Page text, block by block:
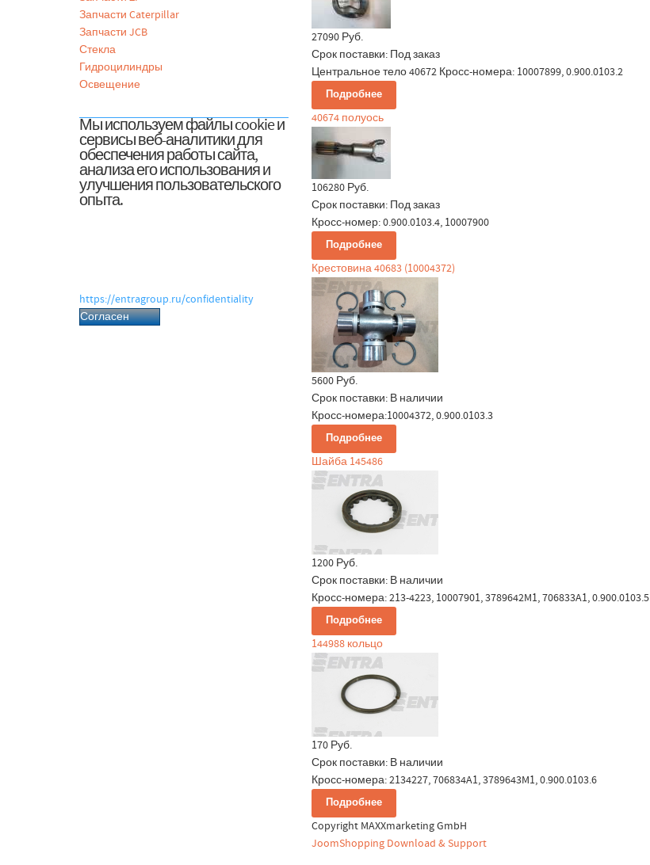
Запчасти Caterpillar
Запчасти JCB
Стекла
Гидроцилиндры
Освещение
Мы используем файлы cookie и
сервисы веб-аналитики для
обеспечения работы сайта,
анализа его использования и
улучшения пользовательского
опыта.
https://entragroup.ru/confidentiality
Согласен
27090 Руб.
Срок поставки: Под заказ
Центральное тело 40672 Кросс-номера: 10007899, 0.900.0103.2
Подробнее
40674 полуось
106280 Руб.
Срок поставки: Под заказ
Кросс-номер: 0.900.0103.4, 10007900
Подробнее
Крестовина 40683 (10004372)
5600 Руб.
Срок поставки: В наличии
Кросс-номера:10004372, 0.900.0103.3
Подробнее
Шайба 145486
1200 Руб.
Срок поставки: В наличии
Кросс-номера: 213-4223, 10007901, 3789642M1, 706833A1, 0.900.0103.5
Подробнее
144988 кольцо
170 Руб.
Срок поставки: В наличии
Кросс-номера: 2134227, 706834A1, 3789643M1, 0.900.0103.6
Подробнее
Copyright MAXXmarketing GmbH
JoomShopping Download & Support